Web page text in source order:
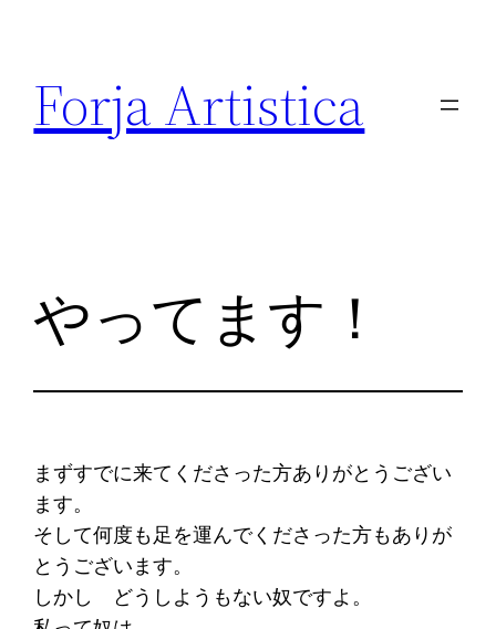
Forja Artistica
やってます！
まずすでに来てくださった方ありがとうござい
ます。
そして何度も足を運んでくださった方もありが
とうございます。
しかし どうしようもない奴ですよ。